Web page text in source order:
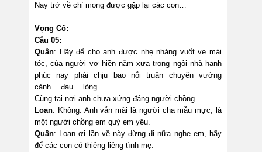
Nay trở về chỉ mong được gặp lại các con…
Vọng Cổ:
Câu 05:
Quân: Hãy để cho anh được nhẹ nhàng vuốt ve mái
tóc, của người vợ hiền năm xưa trong ngôi nhà hạnh
phúc nay phải chịu bao nỗi truân chuyên vướng
cảnh… đau… lòng…
Cũng tại nơi anh chưa xứng đáng người chồng…
Loan: Không. Anh vẫn mãi là người cha mẫu mực, là
một người chồng em quý em yêu.
Quân: Loan ơi lần về này đừng đi nữa nghe em, hãy
để các con có thiêng liêng tình mẹ.